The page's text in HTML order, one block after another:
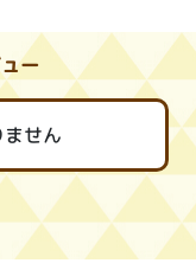
ー
せん